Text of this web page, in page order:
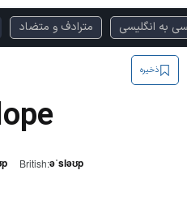
به انگلیسی مترادف و متضاد
ذخیره
British:əˈsləʊp